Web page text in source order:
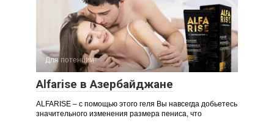
Для потенции
Alfarise в Азербайджане
ALFARISE – с помощью этого геля Вы навсегда добьетесь
значительного изменения размера пениса, что